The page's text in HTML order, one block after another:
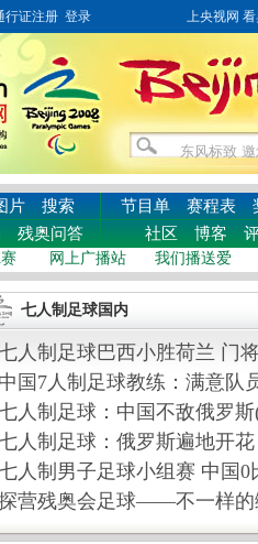
行证注册 登录 上央视网 看奥
片 搜索 节目单 赛程表
残奥问答 社区 博客
网上广播站 我们播送爱
七人制足球国内
人制足球巴西小胜荷兰 门
中国7人制足球教练：满意队
人制足球：中国不敌俄罗
人制足球：俄罗斯遍地开
人制男子足球小组赛 中国0
营残奥会足球——不一样的